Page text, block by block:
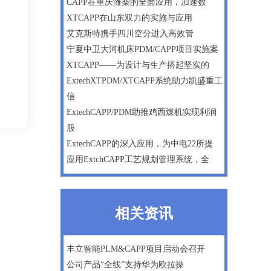
CAPP在重庆潍柴的全面应用，加速数
XTCAPP在山东双力的实施与应用
艾克斯特携手四川空分进入高效管
宁夏中卫大河机床PDM/CAPP项目实施案
XTCAPP——为设计与生产搭起坚实的
ExtechXTPDM/XTCAPP系统助力凯盛重工
信
ExtechCAPP/PDM助推鸡西煤机实现利润
股
ExtechCAPP的深入应用，为中电22所提
应用ExtchCAPP工艺规划管理系统，全
相关资讯
丰立智能PLM&CAPP项目启动会召开
公司产品“全线”支持华为欧拉操